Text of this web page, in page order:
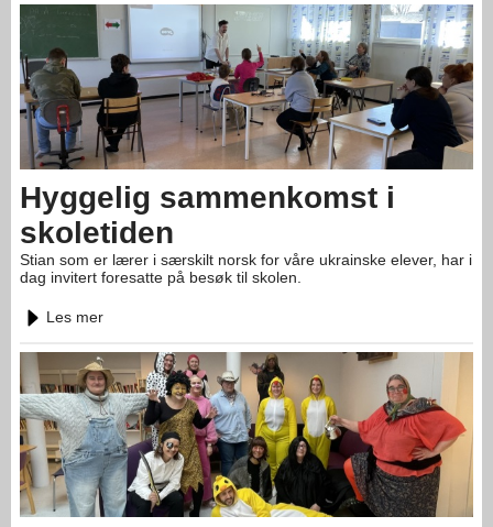
Hyggelig sammenkomst i
skoletiden
Stian som er lærer i særskilt norsk for våre ukrainske elever, har i
dag invitert foresatte på besøk til skolen.
Les mer